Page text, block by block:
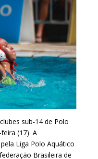
sub-14 de Polo
(17). A
Liga Polo Aquático
Brasileira de